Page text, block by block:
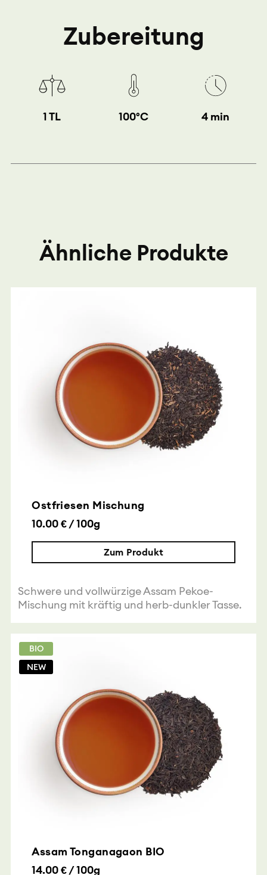
Zubereitung
1 TL 100°C 4 min
Ähnliche Produkte
Ostfriesen Mischung
10.00 € / 100g
Zum Produkt
Schwere und vollwürzige Assam Pekoe-
Mischung mit kräftig und herb-dunkler Tasse.
BIO
NEW
Assam Tonganagaon BIO
14.00 € / 100g